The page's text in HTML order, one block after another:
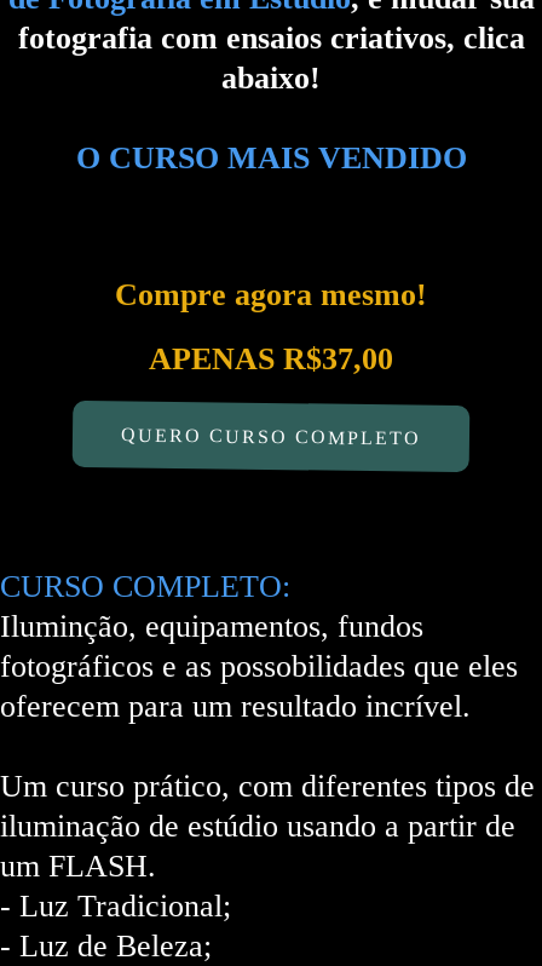
fotografia com ensaios criativos, clica
abaixo!
O CURSO MAIS VENDIDO
Compre agora mesmo!
APENAS R$37,00
QUERO CURSO COMPLETO
CURSO COMPLETO:
Iluminção, equipamentos, fundos
fotográficos e as possobilidades que eles
oferecem para um resultado incrível.
Um curso prático, com diferentes tipos de
iluminação de estúdio usando a partir de
um FLASH.
- Luz Tradicional;
- Luz de Beleza;